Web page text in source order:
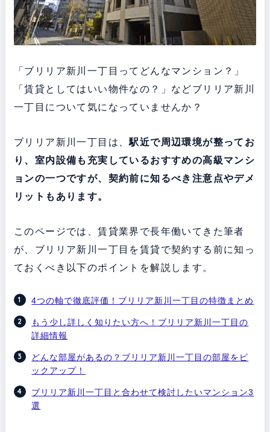
「ブリリア新川一丁目ってどんなマンション？」
「賃貸としてはいい物件なの？」などブリリア新川
一丁目について気になっていませんか？
ブリリア新川一丁目は、駅近で周辺環境が整ってお
り 、室内設備も充実しているおすすめの高級マンシ
ョンの一つですが、契約前に知るべき注意点やデメ
リットもあります。
このページでは、賃貸業界で長年働いてきた筆者
が、ブリリア新川一丁目を賃貸で契約する前に知っ
ておくべき以下のポイントを解説します。
4つの軸で徹底評価！ブリリア新川一丁目の特徴まとめ
もう少し詳しく知りたい方へ！ブリリア新川一丁目の
詳細情報
どんな部屋があるの？ブリリア新川一丁目の部屋をピ
ックアップ！
ブリリア新川一丁目と合わせて検討したいマンション3
選